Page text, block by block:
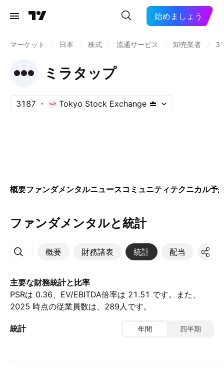
始めましょう
マーケット 日本 株式 流通サービス 卸売業者
ミラタップ
3187 Tokyo Stock Exchange
概要ファンダメンタルニュースコミュニティテクニカル予
ファンダメンタルと統計
概要 財務諸表 統計 配当 決算
その他
主要な財務統計と比率
PSRは 0.36、EV/EBITDA倍率は 21.51 です。また、
2025 時点の従業員数は、289人です。
統計 年間 四半期